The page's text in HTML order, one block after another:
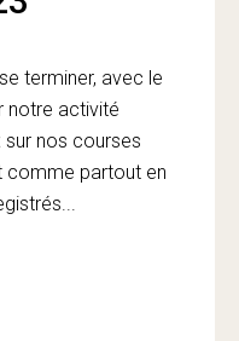
terminer, avec le
notre activité
sur nos courses
comme partout en